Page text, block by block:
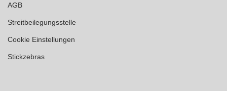
AGB
Streitbeilegungsstelle
Cookie Einstellungen
Stickzebras